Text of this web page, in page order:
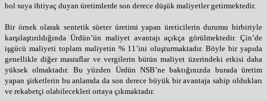
bol suya ihtiyaç duyan üretimlerde son derece düşük maliyetler getirmektedir.
Bir örnek olarak sentetik süeter üretimi yapan üreticilerin durumu birbiriyle
karşılaştırıldığında Ürdün’ün maliyet avantajı açıkça görülmektedir. Çin’de
işgücü maliyeti toplam maliyetin % 11’ini oluşturmaktadır. Böyle bir yapıda
genellikle diğer masraflar ve vergilerin bütün maliyet üzerindeki etkisi daha
yüksek olmaktadır. Bu yüzden Ürdün NSB’ne baktığınızda burada üretim
yapan şirketlerin bu anlamda da son derece büyük bir avantaja sahip oldukları
ve rekabetçi olabilecekleri ortaya çıkmaktadır.